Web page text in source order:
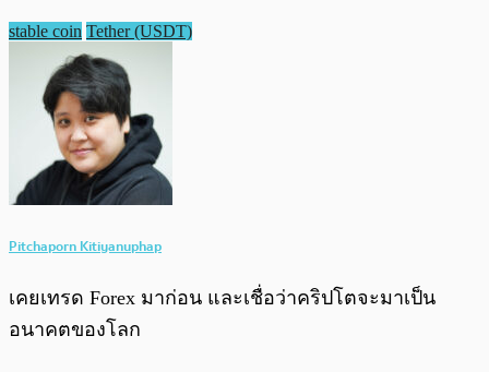
stable coin Tether (USDT)
Pitchaporn Kitiyanuphap
เคยเทรด Forex มาก่อน และเชื่อว่าคริปโตจะมาเป็น
อนาคตของโลก